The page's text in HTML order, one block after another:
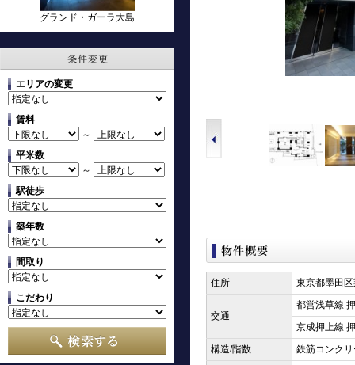
グランド・ガーラ大島
エリアの変更
賃料
～
平米数
～
駅徒歩
築年数
間取り
こだわり
住所 東京都墨田
交通
都営浅草線
京成押上線
構造/階数
鉄筋コンク